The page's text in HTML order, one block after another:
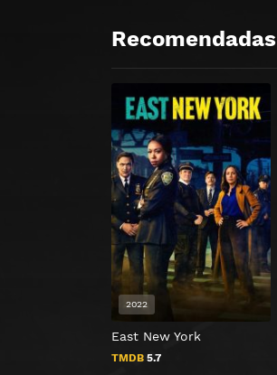
Recomendadas
East New York
TMDB 5.7
2022